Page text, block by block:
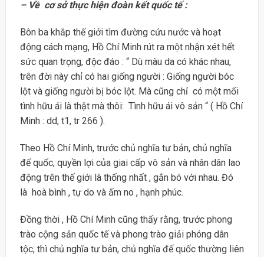
– Về cơ sở thực hiện đoàn kết quốc tế :
Bôn ba khắp thế giới tìm đường cứu nước và hoạt
động cách mạng, Hồ Chí Minh rút ra một nhận xét hết
sức quan trọng, độc đáo : “ Dù màu da có khác nhau,
trên đời này chỉ có hai giống người : Giống người bóc
lột và giống người bị bóc lột. Mà cũng chỉ có một mối
tình hữu ái là thật mà thôi: Tình hữu ái vô sản “ ( Hồ Chí
Minh : dd, t1, tr 266 ).
Theo Hồ Chí Minh, trước chủ nghĩa tư bản, chủ nghĩa
đế quốc, quyền lợi của giai cấp vô sản và nhân dân lao
động trên thế giới là thống nhất , gắn bó với nhau. Đó
là hoà bình , tự do và ấm no , hạnh phúc.
Đồng thời , Hồ Chí Minh cũng thấy rằng, trước phong
trào cộng sản quốc tế và phong trào giải phóng dân
tộc, thì chủ nghĩa tư bản, chủ nghĩa đế quốc thường liên